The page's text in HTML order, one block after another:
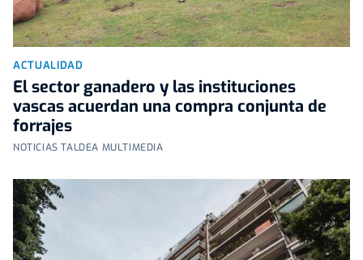
ACTUALIDAD
El sector ganadero y las instituciones
vascas acuerdan una compra conjunta de
forrajes
NOTICIAS TALDEA MULTIMEDIA